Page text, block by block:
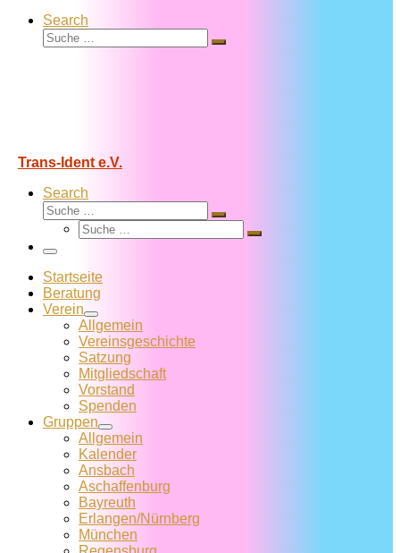
Search
Suche
Suche
Trans-Ident e.V.
Search
Suche
Suche
Suche
Suche
Menü
Startseite
Beratung
Verein
Allgemein
Vereins­geschichte
Satzung
Mitglied­schaft
Vorstand
Spenden
Gruppen
Allgemein
Kalender
Ansbach
Aschaffenburg
Bayreuth
Erlangen/Nürnberg
München